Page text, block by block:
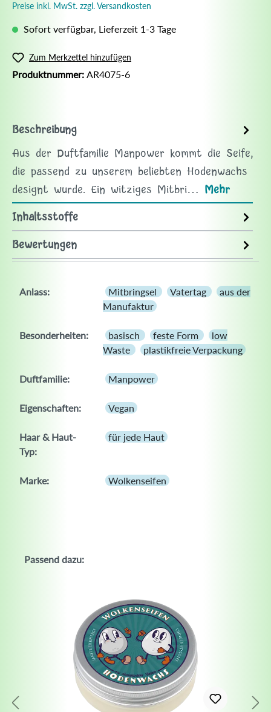
Preise inkl. MwSt. zzgl. Versandkosten
Sofort verfügbar, Lieferzeit 1-3 Tage
Zum Merkzettel hinzufügen
Produktnummer: AR4075-6
Beschreibung
Aus der Duftfamilie Manpower kommt die Seife,
die passend zu unserem beliebten Hodenwachs
designt wurde. Ein witziges Mitbri… Mehr
Inhaltsstoffe
Bewertungen
Anlass: Mitbringsel Vatertag
aus der
Manufaktur
Besonderheiten: basisch feste Form
low
Waste
plastikfreie Verpackung
Duftfamilie: Manpower
Eigenschaften: Vegan
Haar & Haut-
Typ:
für jede Haut
Marke: Wolkenseifen
Passend dazu: